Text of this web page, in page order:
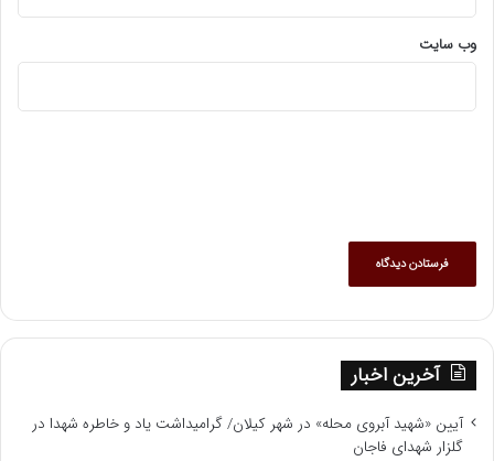
وب‌ سایت
آخرین اخبار
آیین «شهید آبروی محله» در شهر کیلان/ گرامیداشت یاد و خاطره شهدا در
گلزار شهدای فاجان